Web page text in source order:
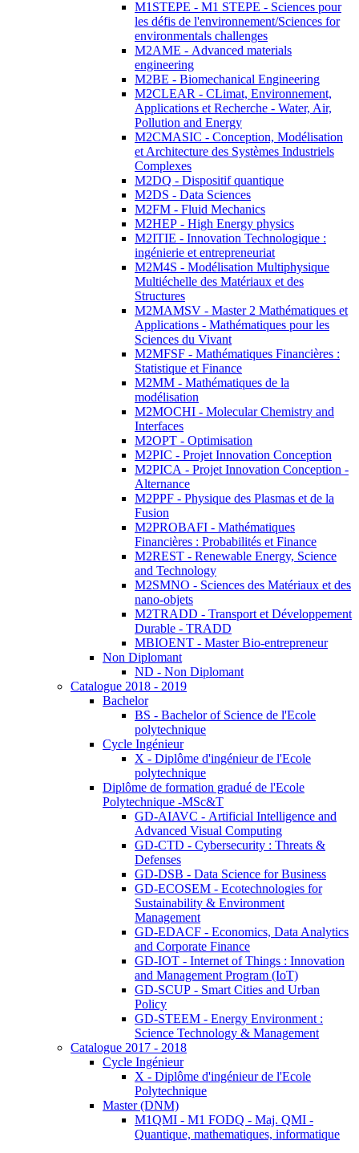
M1STEPE - M1 STEPE - Sciences pour
les défis de l'environnement/Sciences for
environmentals challenges
M2AME - Advanced materials
engineering
M2BE - Biomechanical Engineering
M2CLEAR - CLimat, Environnement,
Applications et Recherche - Water, Air,
Pollution and Energy
M2CMASIC - Conception, Modélisation
et Architecture des Systèmes Industriels
Complexes
M2DQ - Dispositif quantique
M2DS - Data Sciences
M2FM - Fluid Mechanics
M2HEP - High Energy physics
M2ITIE - Innovation Technologique :
ingénierie et entrepreneuriat
M2M4S - Modélisation Multiphysique
Multiéchelle des Matériaux et des
Structures
M2MAMSV - Master 2 Mathématiques et
Applications - Mathématiques pour les
Sciences du Vivant
M2MFSF - Mathématiques Financières :
Statistique et Finance
M2MM - Mathématiques de la
modélisation
M2MOCHI - Molecular Chemistry and
Interfaces
M2OPT - Optimisation
M2PIC - Projet Innovation Conception
M2PICA - Projet Innovation Conception -
Alternance
M2PPF - Physique des Plasmas et de la
Fusion
M2PROBAFI - Mathématiques
Financières : Probabilités et Finance
M2REST - Renewable Energy, Science
and Technology
M2SMNO - Sciences des Matériaux et des
nano-objets
M2TRADD - Transport et Développement
Durable - TRADD
MBIOENT - Master Bio-entrepreneur
Non Diplomant
ND - Non Diplomant
Catalogue 2018 - 2019
Bachelor
BS - Bachelor of Science de l'Ecole
polytechnique
Cycle Ingénieur
X - Diplôme d'ingénieur de l'Ecole
polytechnique
Diplôme de formation gradué de l'Ecole
Polytechnique -MSc&T
GD-AIAVC - Artificial Intelligence and
Advanced Visual Computing
GD-CTD - Cybersecurity : Threats &
Defenses
GD-DSB - Data Science for Business
GD-ECOSEM - Ecotechnologies for
Sustainability & Environment
Management
GD-EDACF - Economics, Data Analytics
and Corporate Finance
GD-IOT - Internet of Things : Innovation
and Management Program (IoT)
GD-SCUP - Smart Cities and Urban
Policy
GD-STEEM - Energy Environment :
Science Technology & Management
Catalogue 2017 - 2018
Cycle Ingénieur
X - Diplôme d'ingénieur de l'Ecole
Polytechnique
Master (DNM)
M1QMI - M1 FODQ - Maj. QMI -
Quantique, mathematiques, informatique